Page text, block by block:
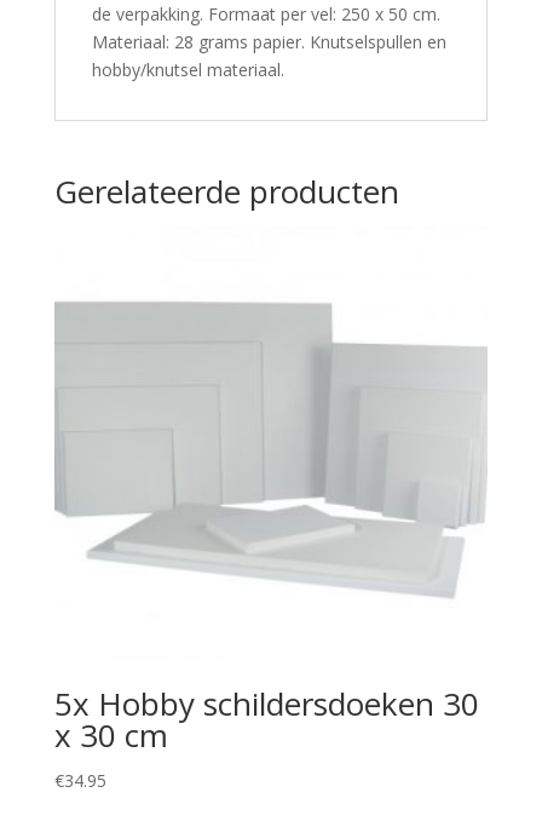
de verpakking. Formaat per vel: 250 x 50 cm.
Materiaal: 28 grams papier. Knutselspullen en
hobby/knutsel materiaal.
Gerelateerde producten
5x Hobby schildersdoeken 30
x 30 cm
€34.95